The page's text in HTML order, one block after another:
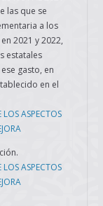
las que se
a los
2021 y 2022,
estatales
gasto, en
en el
LOS ASPECTOS
LOS ASPECTOS